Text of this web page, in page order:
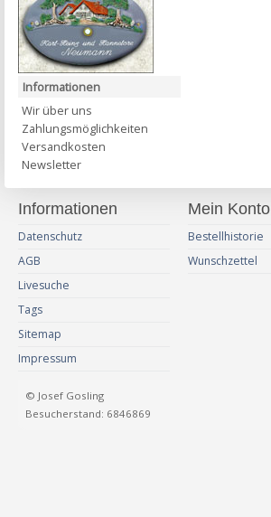
Informationen
Wir über uns
Zahlungsmöglichkeiten
Versandkosten
Newsletter
Informationen
Datenschutz
AGB
Livesuche
Tags
Sitemap
Impressum
Mein Konto
Bestellhistorie
Wunschzettel
© Josef Gosling
Besucherstand: 6846869